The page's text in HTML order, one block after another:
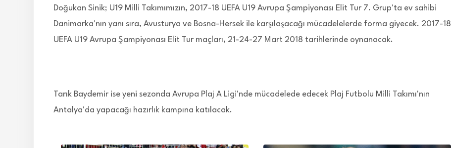
Doğukan Sinik; U19 Milli Takımımızın, 2017-18 UEFA U19 Avrupa Şampiyonası Elit Tur 7. Grup'ta ev sahibi
Danimarka'nın yanı sıra, Avusturya ve Bosna-Hersek ile karşılaşacağı mücadelelerde forma giyecek. 2017-18
UEFA U19 Avrupa Şampiyonası Elit Tur maçları, 21-24-27 Mart 2018 tarihlerinde oynanacak.
Tarık Baydemir ise yeni sezonda Avrupa Plaj A Ligi'nde mücadelede edecek Plaj Futbolu Milli Takımı'nın
Antalya'da yapacağı hazırlık kampına katılacak.